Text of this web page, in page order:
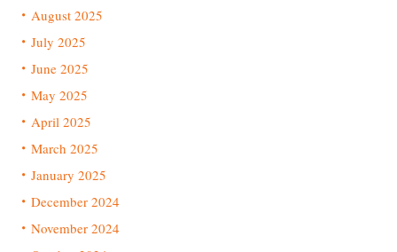
August 2025
July 2025
June 2025
May 2025
April 2025
March 2025
January 2025
December 2024
November 2024